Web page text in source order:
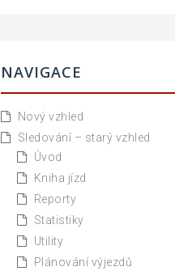
NAVIGACE
Nový vzhled
Sledování – starý vzhled
Úvod
Kniha jízd
Reporty
Statistiky
Utility
Plánování výjezdů